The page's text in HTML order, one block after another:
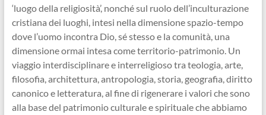
‘luogo della religiosità’, nonché sul ruolo dell’inculturazione
cristiana dei luoghi, intesi nella dimensione spazio-tempo
dove l’uomo incontra Dio, sé stesso e la comunità, una
dimensione ormai intesa come territorio-patrimonio. Un
viaggio interdisciplinare e interreligioso tra teologia, arte,
filosofia, architettura, antropologia, storia, geografia, diritto
canonico e letteratura, al fine di rigenerare i valori che sono
alla base del patrimonio culturale e spirituale che abbiamo